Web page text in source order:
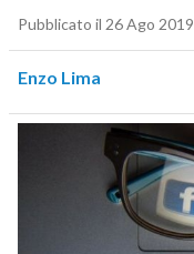
Pubblicato il 26 Ago 2019
Enzo Lima